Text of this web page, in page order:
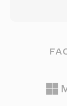
エラー
ンドス
クスか
ドとハ
圧縮用
トでの音